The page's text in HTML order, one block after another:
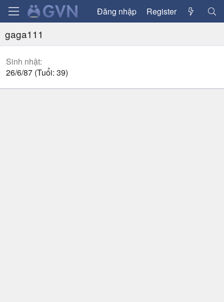
Đăng nhập Register
gaga111
Sinh nhật
26/6/87 (Tuổi: 39)